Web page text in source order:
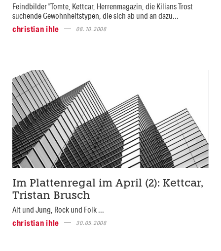
Feindbilder "Tomte, Kettcar, Herrenmagazin, die Kilians Trost
suchende Gewohnheitstypen, die sich ab und an dazu...
christian ihle
08.10.2008
Im Plattenregal im April (2): Kettcar,
Tristan Brusch
Alt und Jung, Rock und Folk ...
christian ihle
30.05.2008